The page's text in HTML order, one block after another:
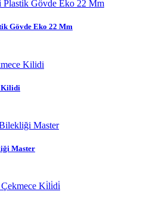
Gövde Eko 22 Mm
Kilidi
Master